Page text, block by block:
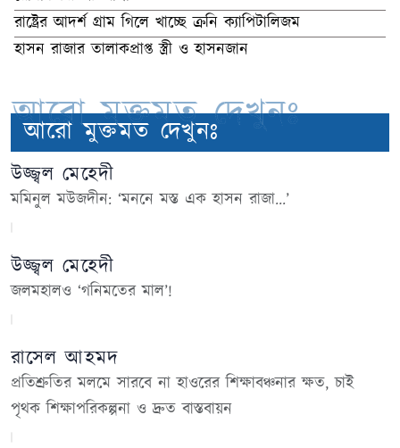
রাষ্ট্রের আদর্শ গ্রাম গিলে খাচ্ছে ক্রনি ক্যাপিটালিজম
হাসন রাজার তালাকপ্রাপ্ত স্ত্রী ও হাসনজান
আরো মুক্তমত দেখুনঃ
আরো মুক্তমত দেখুনঃ
উজ্জ্বল মেহেদী
মমিনুল মউজদীন: ‘মননে মস্ত এক হাসন রাজা...’
উজ্জ্বল মেহেদী
জলমহালও ‘গনিমতের মাল’!
রাসেল আহমদ
প্রতিশ্রুতির মলমে সারবে না হাওরের শিক্ষাবঞ্চনার ক্ষত, চাই
পৃথক শিক্ষাপরিকল্পনা ও দ্রুত বাস্তবায়ন